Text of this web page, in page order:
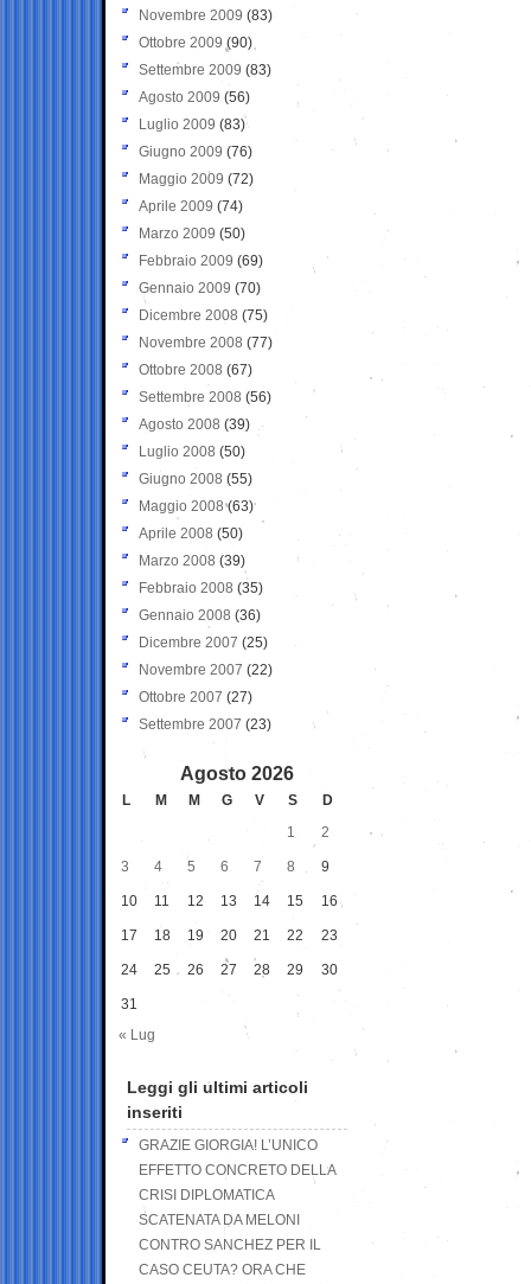
Novembre 2009 (83)
Ottobre 2009 (90)
Settembre 2009 (83)
Agosto 2009 (56)
Luglio 2009 (83)
Giugno 2009 (76)
Maggio 2009 (72)
Aprile 2009 (74)
Marzo 2009 (50)
Febbraio 2009 (69)
Gennaio 2009 (70)
Dicembre 2008 (75)
Novembre 2008 (77)
Ottobre 2008 (67)
Settembre 2008 (56)
Agosto 2008 (39)
Luglio 2008 (50)
Giugno 2008 (55)
Maggio 2008(63)
Aprile 2008 (50)
Marzo 2008 (39)
Febbraio 2008 (35)
Gennaio 2008 (36)
Dicembre 2007 (25)
Novembre 2007 (22)
Ottobre 2007 (27)
Settembre 2007 (23)
Agosto 2026
L M M G V S
D
1
2
3 4 5 6 7 8 9
10 11 12 13 14 15 16
17 18 19 20 21 22 23
24 25 26 27 28 29 30
31
« Lug
Leggi gli ultimi articoli
inseriti
GRAZIE GIORGIA! L’UNICO
EFFETTO CONCRETO DELLA
CRISI DIPLOMATICA
SCATENATA DA MELONI
CONTRO SANCHEZ PER IL
CASO CEUTA? ORA CHE